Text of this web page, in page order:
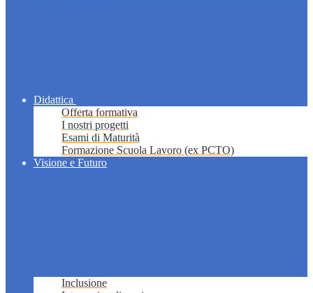
Didattica
Offerta formativa
I nostri progetti
Esami di Maturità
Formazione Scuola Lavoro (ex PCTO)
Visione e Futuro
Inclusione